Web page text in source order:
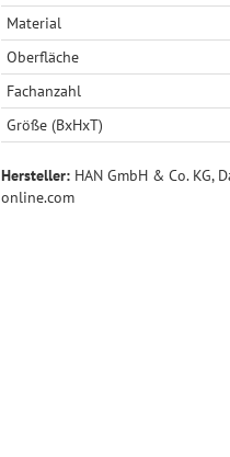
Material
Oberfläche
Fachanzahl
Größe (BxHxT)
Hersteller: HAN GmbH & Co. KG,
online.com